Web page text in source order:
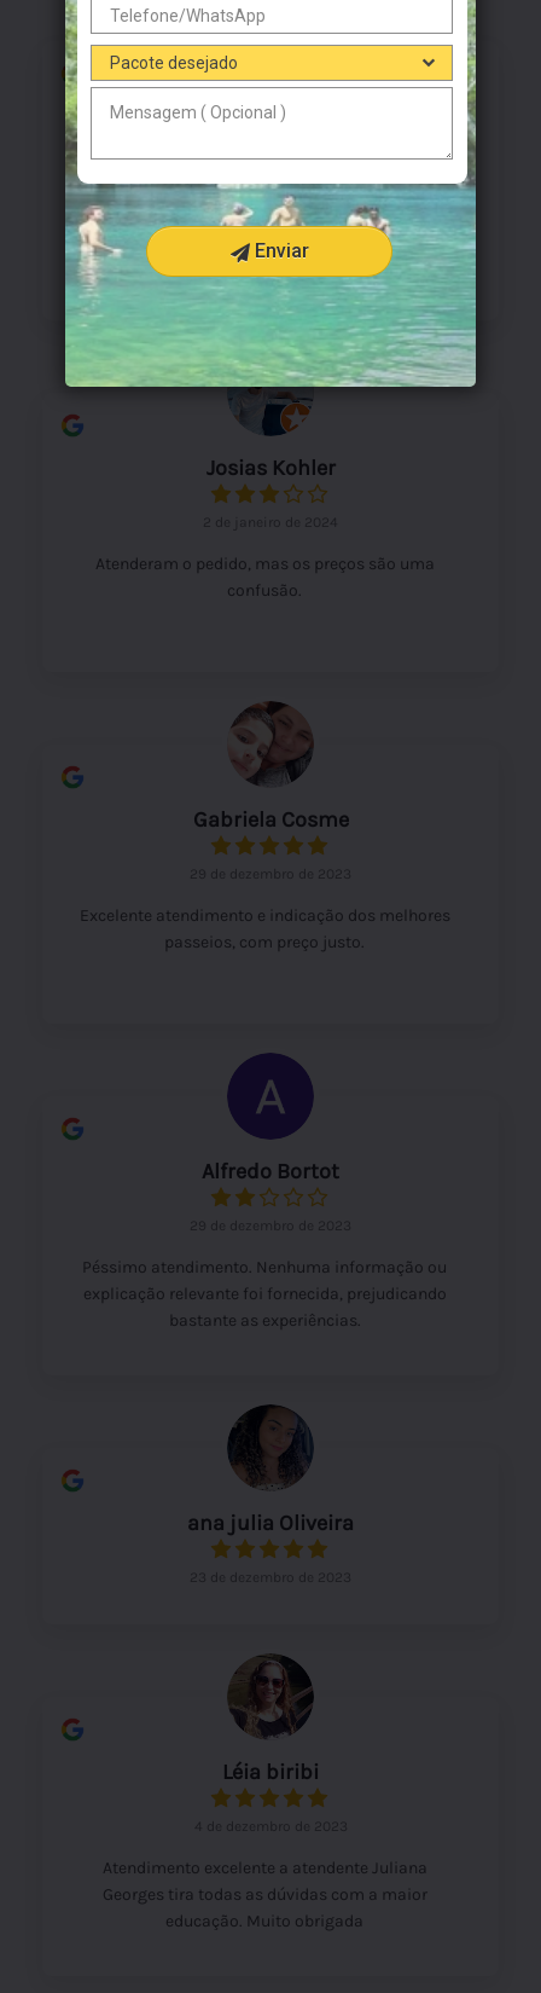
Fabiula Novaes Vilas
Atendimento maravilhoso, todos os passeios
que fiz foram incríveis, recomendo à agência e
com certeza volto para fazer mais passeios com
vocês
Josias Kohler
2 de janeiro de 2024
Atenderam o pedido, mas os preços são uma
confusão.
Gabriela Cosme
29 de dezembro de 2023
Excelente atendimento e indicação dos melhores
passeios, com preço justo.
Alfredo Bortot
29 de dezembro de 2023
Péssimo atendimento. Nenhuma informação ou
explicação relevante foi fornecida, prejudicando
bastante as experiências.
ana julia Oliveira
23 de dezembro de 2023
Léia biribi
4 de dezembro de 2023
Atendimento excelente a atendente Juliana
Georges tira todas as dúvidas com a maior
educação. Muito obrigada
Enviar